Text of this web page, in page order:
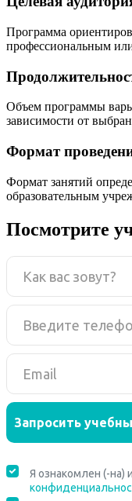
Программа
профессиональным
Объем программы
зависимости от
Формат
Формат занятий
образовательным
Посмотрите